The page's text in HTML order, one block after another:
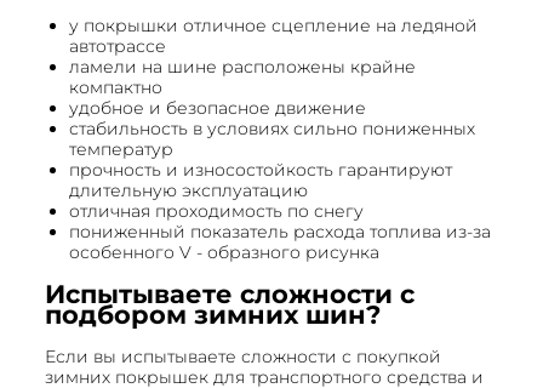
у покрышки отличное сцепление на ледяной
автотрассе
ламели на шине расположены крайне
компактно
удобное и безопасное движение
стабильность в условиях сильно пониженных
температур
прочность и износостойкость гарантируют
длительную эксплуатацию
отличная проходимость по снегу
пониженный показатель расхода топлива из-за
особенного V - образного рисунка
Испытываете сложности с
подбором зимних шин?
Если вы испытываете сложности с покупкой
зимних покрышек для транспортного средства и